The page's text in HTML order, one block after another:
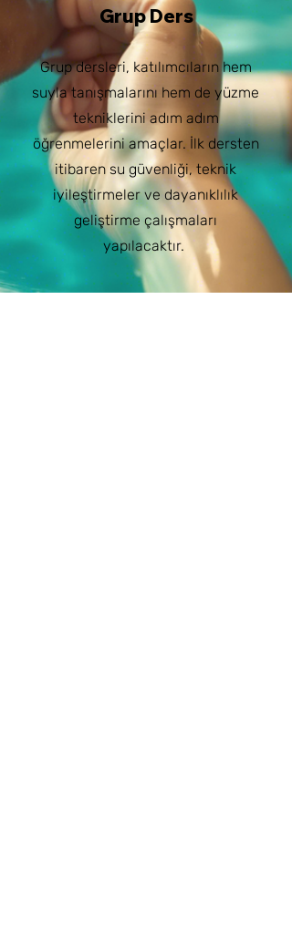
Grup Ders
Grup dersleri, katılımcıların hem
suyla tanışmalarını hem de yüzme
tekniklerini adım adım
öğrenmelerini amaçlar. İlk dersten
itibaren su güvenliği, teknik
iyileştirmeler ve dayanıklılık
geliştirme çalışmaları
yapılacaktır.